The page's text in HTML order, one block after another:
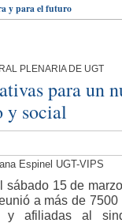
y para el futuro
PLENARIA DE UGT
para un
y social
Espinel UGT-VIPS
sábado 15 de
a más de
y afiliadas al